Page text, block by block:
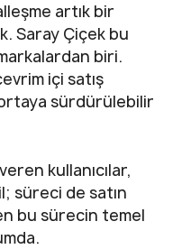
artık bir
Saray Çiçek bu
biri.
içi satış
sürdürülebilir
kullanıcılar,
süreci de satın
bu sürecin temel